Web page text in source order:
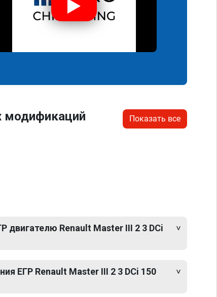
модификаций
Показать все
двигателю Renault Master III 2 3 DCi
ЕГР Renault Master III 2 3 DCi 150